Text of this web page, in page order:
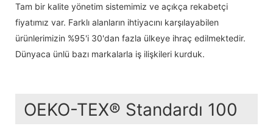
Tam bir kalite yönetim sistemimiz ve açıkça rekabetçi
fiyatımız var. Farklı alanların ihtiyacını karşılayabilen
ürünlerimizin %95'i 30'dan fazla ülkeye ihraç edilmektedir.
Dünyaca ünlü bazı markalarla iş ilişkileri kurduk.
OEKO-TEX® Standardı 100